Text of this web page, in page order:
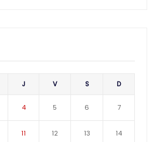
J V S D
4 5 6 7
11 12 13 14